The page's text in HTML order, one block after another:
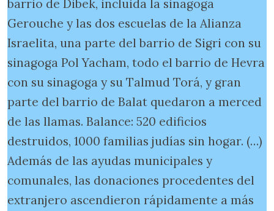
barrio de Dibek, incluida la sinagoga
Gerouche y las dos escuelas de la Alianza
Israelita, una parte del barrio de Sigri con su
sinagoga Pol Yacham, todo el barrio de Hevra
con su sinagoga y su Talmud Torá, y gran
parte del barrio de Balat quedaron a merced
de las llamas. Balance: 520 edificios
destruidos, 1000 familias judías sin hogar. (…)
Además de las ayudas municipales y
comunales, las donaciones procedentes del
extranjero ascendieron rápidamente a más